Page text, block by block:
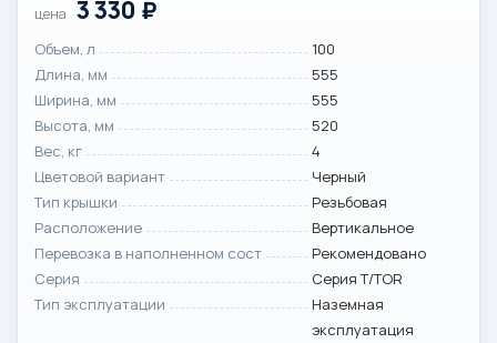
цена 3 330 ₽
Объем, л
100
Длина, мм
555
Ширина, мм
555
Высота, мм
520
Вес, кг
4
Цветовой вариант
Черный
Тип крышки
Резьбовая
Расположение
Вертикальное
Перевозка в наполненном сост
Рекомендовано
Серия
Серия T/TOR
Тип эксплуатации
Наземная
эксплуатация